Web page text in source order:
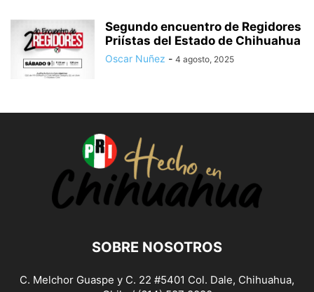
Segundo encuentro de Regidores
Priístas del Estado de Chihuahua
Oscar Nuñez - 4 agosto, 2025
SOBRE NOSOTROS
C. Melchor Guaspe y C. 22 #5401 Col. Dale, Chihuahua,